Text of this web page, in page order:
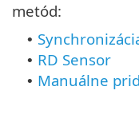
metód:
•
• RD Sensor
• Manuálne